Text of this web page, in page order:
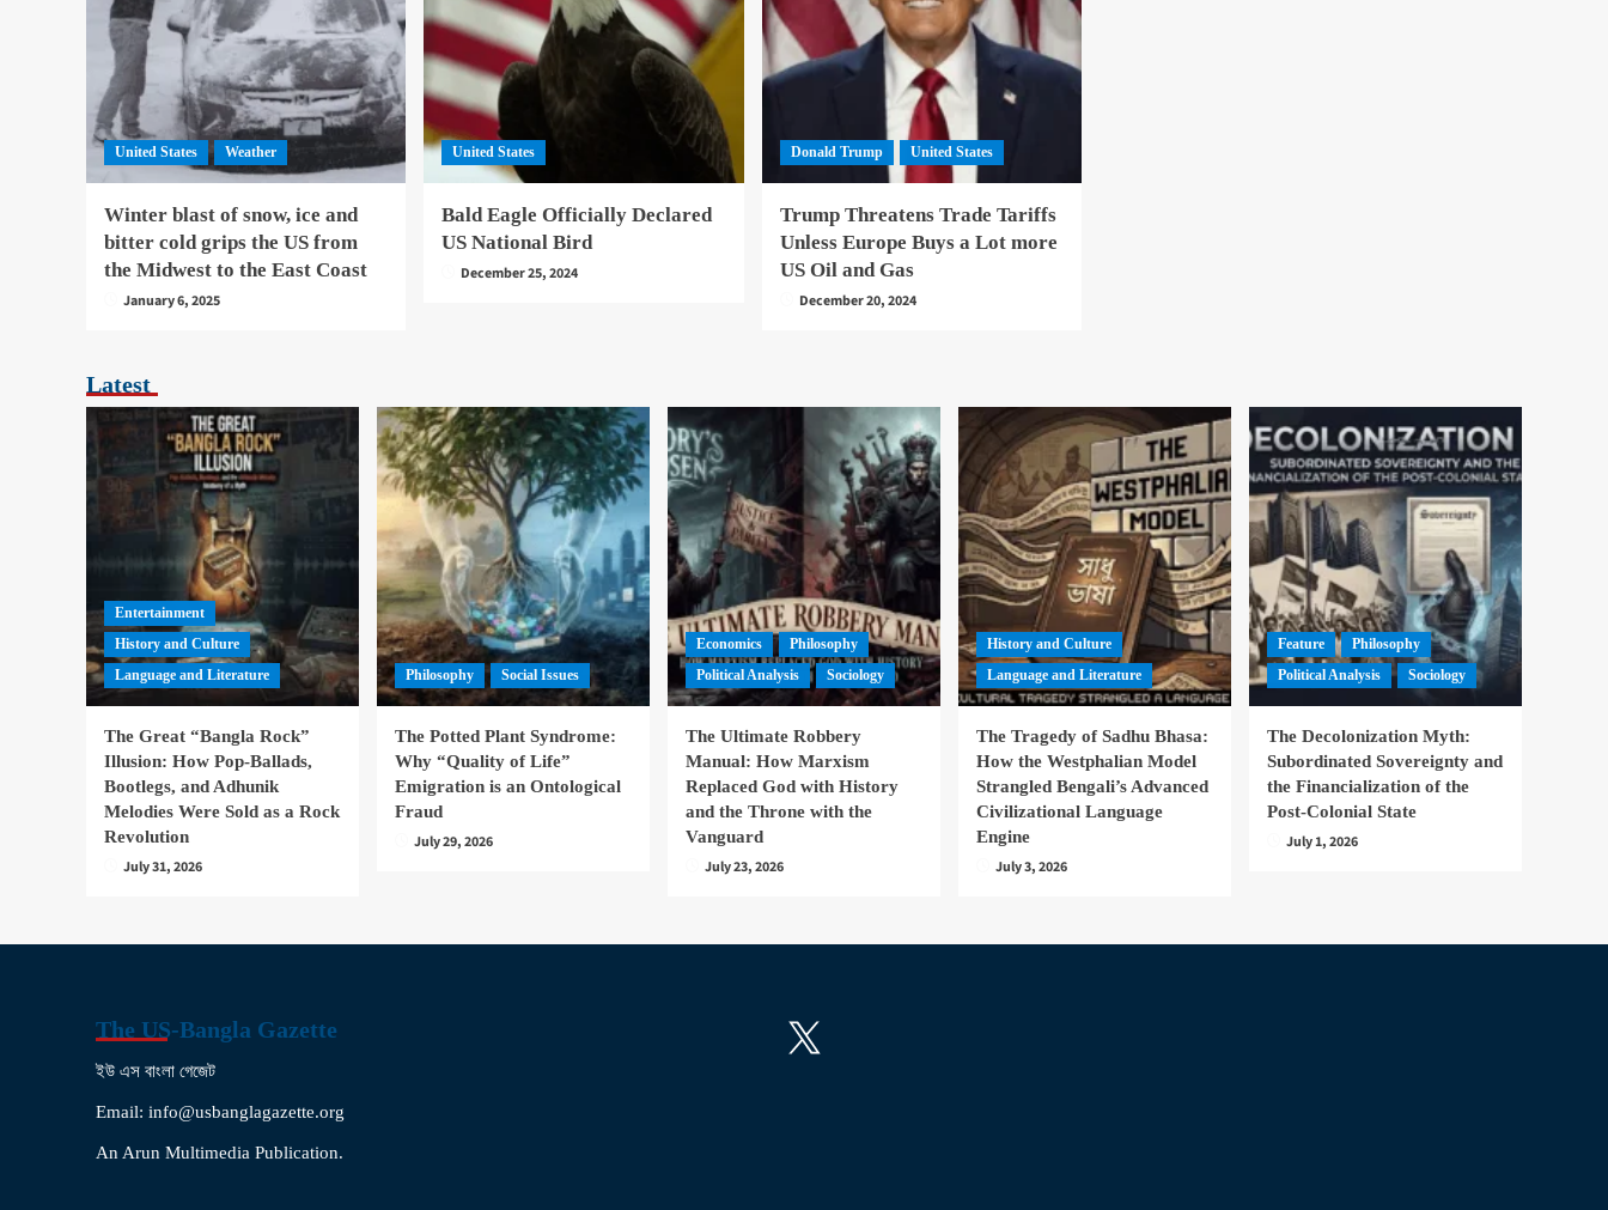
United States Weather
Winter blast of snow, ice and
bitter cold grips the US from
the Midwest to the East Coast
January 6, 2025
United States
Bald Eagle Officially Declared
US National Bird
December 25, 2024
Donald Trump United States
Trump Threatens Trade Tariffs
Unless Europe Buys a Lot more
US Oil and Gas
December 20, 2024
Latest
Entertainment
History and Culture
Language and Literature
The Great “Bangla Rock”
Illusion: How Pop-Ballads,
Bootlegs, and Adhunik
Melodies Were Sold as a Rock
Revolution
July 31, 2026
Philosophy Social Issues
The Potted Plant Syndrome:
Why “Quality of Life”
Emigration is an Ontological
Fraud
July 29, 2026
Economics
Philosophy
Political Analysis
Sociology
The Ultimate Robbery
Manual: How Marxism
Replaced God with History
and the Throne with the
Vanguard
July 23, 2026
History and Culture
Language and Literature
The Tragedy of Sadhu Bhasa:
How the Westphalian Model
Strangled Bengali’s Advanced
Civilizational Language
Engine
July 3, 2026
Feature
Philosophy
Political Analysis
Sociology
The Decolonization Myth:
Subordinated Sovereignty and
the Financialization of the
Post-Colonial State
July 1, 2026
The US-Bangla Gazette
ইউ এস বাংলা গেজেট
Email: info@usbanglagazette.org
An Arun Multimedia Publication.
X